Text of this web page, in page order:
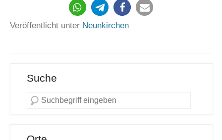
78
Veröffentlicht unter Neunkirchen
Suche